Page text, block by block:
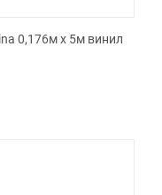
0,176м х 5м винил